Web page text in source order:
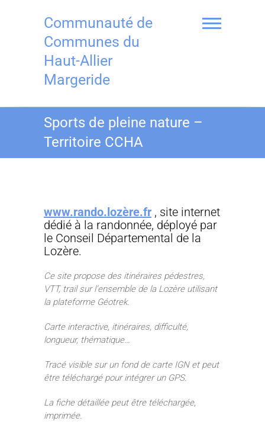
Communauté de
Communes du
Haut-Allier
Margeride
Sports de pleine nature –
Territoire CCHA
www.rando.lozère.fr , site internet
dédié à la randonnée, déployé par
le Conseil Départemental de la
Lozère.
Ce site propose des itinéraires pédestres,
VTT, trail sur l’ensemble de la Lozère utilisant
la plateforme Géotrek.
Carte interactive, itinéraires, difficulté,
longueur, thématique…
Tracé visible sur un fond de carte IGN et peut
être téléchargé pour intégrer un GPS.
La fiche détaillée peut être téléchargée,
imprimée.